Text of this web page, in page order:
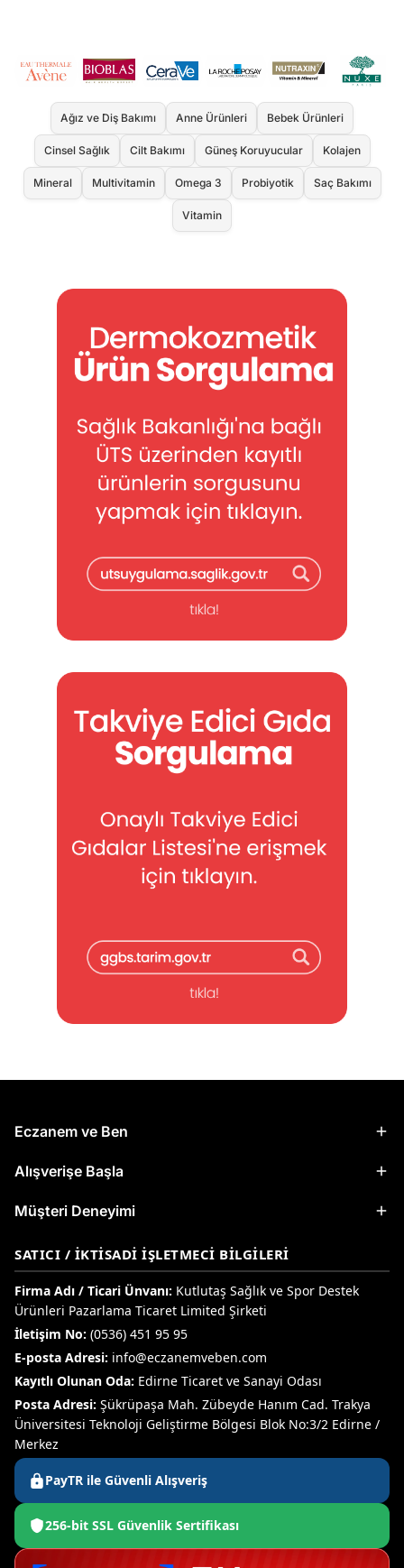
Ağız ve Diş Bakımı Anne Ürünleri Bebek Ürünleri
Cinsel Sağlık Cilt Bakımı Güneş Koruyucular Kolajen
Mineral Multivitamin Omega 3 Probiyotik Saç Bakımı
Vitamin
Eczanem ve Ben
Alışverişe Başla
Müşteri Deneyimi
SATICI / İKTISADI İŞLETMECI BILGILERI
Firma Adı / Ticari Ünvanı: Kutlutaş Sağlık ve Spor Destek
Ürünleri Pazarlama Ticaret Limited Şirketi
İletişim No: (0536) 451 95 95
E-posta Adresi: info@eczanemveben.com
Kayıtlı Olunan Oda: Edirne Ticaret ve Sanayi Odası
Posta Adresi: Şükrüpaşa Mah. Zübeyde Hanım Cad. Trakya
Üniversitesi Teknoloji Geliştirme Bölgesi Blok No:3/2 Edirne /
Merkez
PayTR ile Güvenli Alışveriş
256-bit SSL Güvenlik Sertifikası